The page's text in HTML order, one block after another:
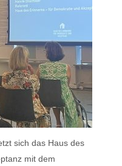
sich das Haus des
mit dem